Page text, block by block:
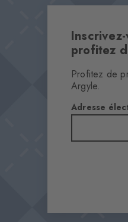
profitez
Profitez de
Argyle.
Adresse